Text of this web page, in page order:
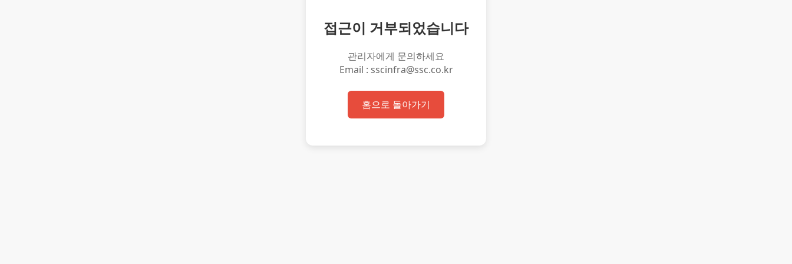
접근이 거부되었습니다
관리자에게 문의하세요
Email : sscinfra@ssc.co.kr
홈으로 돌아가기